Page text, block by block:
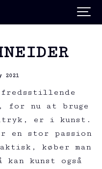
2021
for nu at bruge
er i kunst.
en stor passion
køber man
kunst også